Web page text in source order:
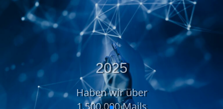
2026
Neue Partner, neue
Visionen, neue Ziele